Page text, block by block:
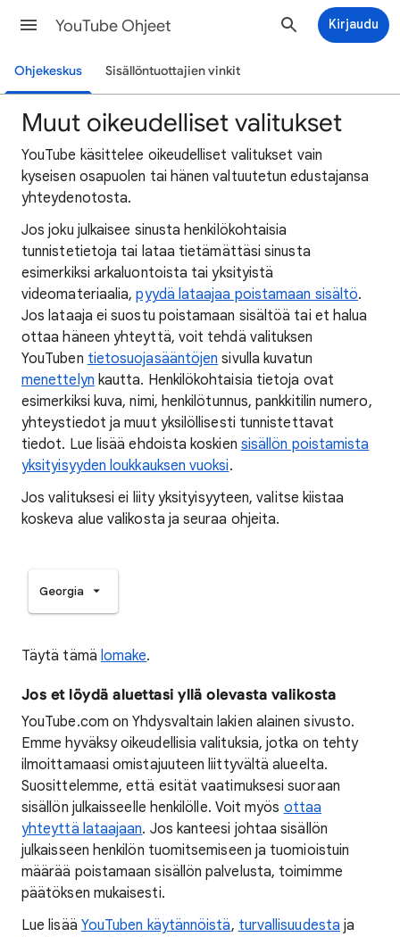
YouTube Ohjeet Kirjaudu
Ohjekeskus Sisällöntuottajien vinkit
Muut oikeudelliset valitukset
YouTube käsittelee oikeudelliset valitukset vain
kyseisen osapuolen tai hänen valtuutetun edustajansa
yhteydenotosta.
Jos joku julkaisee sinusta henkilökohtaisia
tunnistetietoja tai lataa tietämättäsi sinusta
esimerkiksi arkaluontoista tai yksityistä
videomateriaalia,pyydä lataajaa poistamaan sisältö.
Jos lataaja ei suostu poistamaan sisältöä tai et halua
ottaa häneen yhteyttä, voit tehdä valituksen
YouTuben tietosuojasääntöjen sivulla kuvatun
menettelyn kautta. Henkilökohtaisia tietoja ovat
esimerkiksi kuva, nimi, henkilötunnus, pankkitilin numero,
yhteystiedot ja muut yksilöllisesti tunnistettavat
tiedot. Lue lisää ehdoista koskien sisällön poistamista
yksityisyyden loukkauksen vuoksi.
Jos valituksesi ei liity yksityisyyteen, valitse kiistaa
koskeva alue valikosta ja seuraa ohjeita.
Georgia
Täytä tämä lomake.
Jos et löydä aluettasi yllä olevasta valikosta
YouTube.com on Yhdysvaltain lakien alainen sivusto.
Emme hyväksy oikeudellisia valituksia, jotka on tehty
ilmoittamaasi omistajuuteen liittyvältä alueelta.
Suosittelemme, että esität vaatimuksesi suoraan
sisällön julkaisseelle henkilölle. Voit myös ottaa
yhteyttä lataajaan. Jos kanteesi johtaa sisällön
julkaisseen henkilön tuomitsemiseen ja tuomioistuin
määrää poistamaan sisällön palvelusta, toimimme
päätöksen mukaisesti.
Lue lisää YouTuben käytännöistä, turvallisuudesta ja